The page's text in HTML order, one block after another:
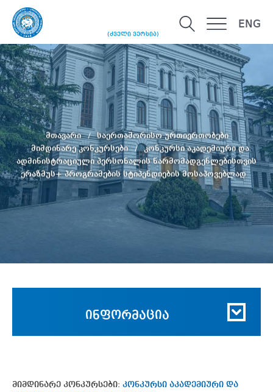
(ძველი ვერსია)
ENG
მთავარი
საერთაშორისო ურთიერთობები
მიმდინარე კონკურსები
კონკურსი აკადემიური და
ადმინისტრაციული პერსონალის წარმომადგენლებისთვის
ერაზმუს+ პროგრამების სტიპენდიების მოსაპოვებლად
ინფორმაცია
მიმდინარე კონკურსები: კონკურსი აკადემიური და